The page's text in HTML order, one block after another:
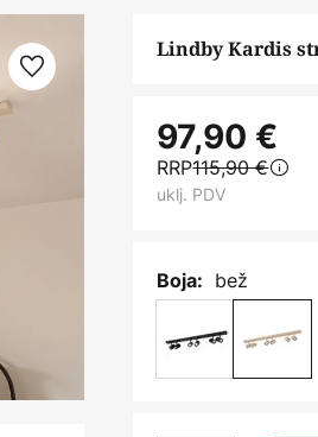
Lindby Kardis
97,90 €
RRP115,90 €
uklj. PDV
Boja: bež